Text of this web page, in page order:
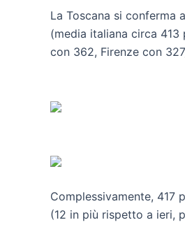
La Toscana si conferma
(media italiana circa
con 362, Firenze con
Complessivamente, 417
(12 in più rispetto a ieri,